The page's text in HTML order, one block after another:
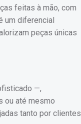
feitas à mão, com
um diferencial
peças únicas
—,
ou até mesmo
tanto por clientes